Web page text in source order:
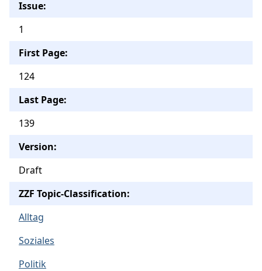
Issue:
1
First Page:
124
Last Page:
139
Version:
Draft
ZZF Topic-Classification:
Alltag
Soziales
Politik